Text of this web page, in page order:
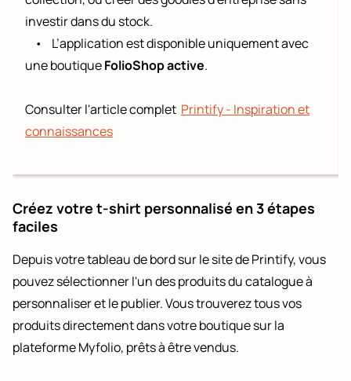
CRÉATION WEB
FORFAITS
investir dans du stock.
•
L’application est disponible uniquement avec
une boutiqueFolioShop active.
Consulter l'article complet Printify - Inspiration et
connaissances
Créez votre t-shirt personnalisé en 3 étapes
faciles
Depuis votre tableau de bord sur le site de Printify, vous
pouvez sélectionner l'un des produits du catalogue à
personnaliser et le publier. Vous trouverez tous vos
produits directement dans votre boutique sur la
plateforme Myfolio, prêts à être vendus.